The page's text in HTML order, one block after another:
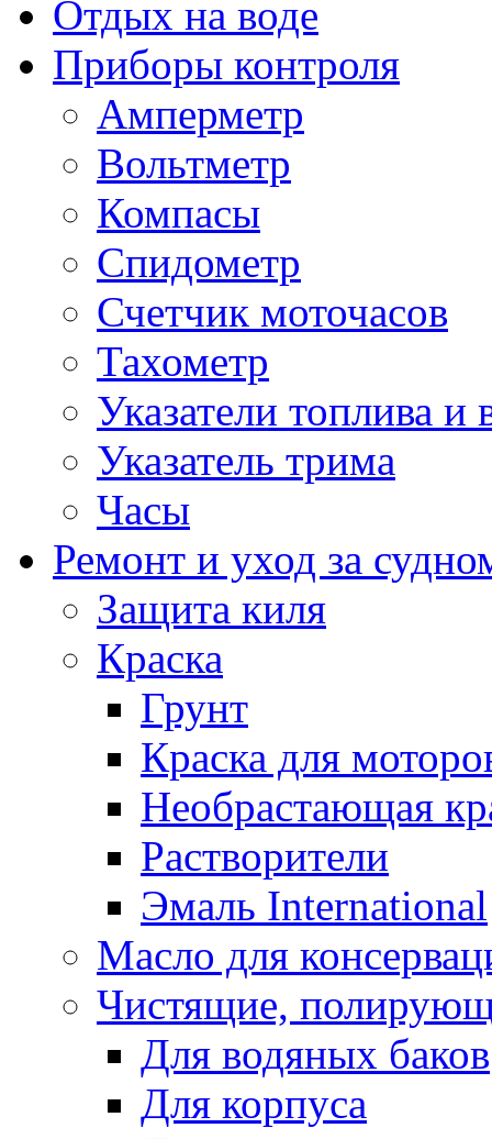
Отдых на воде
Приборы контроля
Амперметр
Вольтметр
Компасы
Спидометр
Счетчик моточасов
Тахометр
Указатели топлива и
Указатель трима
Часы
Ремонт и уход за
Защита киля
Краска
Грунт
Краска для
Необрастающая
Растворители
Эмаль International
Масло для
Чистящие,
Для водяных баков
Для корпуса